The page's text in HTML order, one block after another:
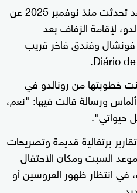
وكانت وسائل إعلام برتغالية قد تحدثت منذ نوفمبر 2025 عن
لإقامة الزفاف بعد
فونشال وفندق فاخر قريب
خطوبتها من رونالدو في
لخاتم ألماس ورسالة قالت فيها: "نعم،
حيواتي".
برتغالية قديمة وتصريحات
موعد السبت ومكان الاحتفال
في انتظار ظهور العروسين أو